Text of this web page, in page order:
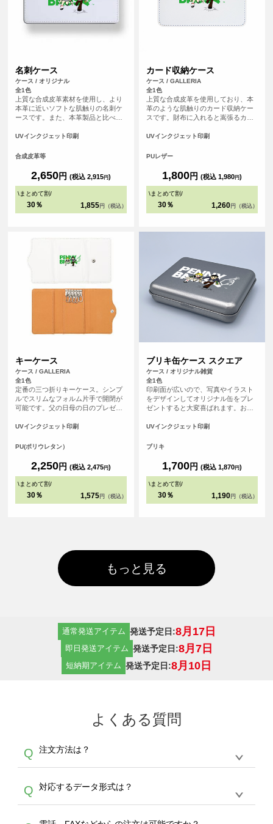
名刺ケース
ケース / オリジナル
全1色
上質な合成皮革素材を使用し、より
本革に近いソフトな肌触りの名刺ケ
ースです。また、本革製品と比べ、
保てます。また、名刺ポケットは最
名刺が入ります。
UVインクジェット印刷
合成皮革等
2,650円 (税込 2,915円)
\まとめて割/
30％ 1,855 円（税込）
カード収納ケース
ケース / GALLERIA
全1色
上質な合成皮革を使用しており、本
革のような肌触りのカード収納ケー
スです。財布に入れると嵩張るカー
UVインクジェット印刷
PUレザー
1,800円 (税込 1,980円)
\まとめて割/
30％ 1,260 円（税込）
キーケース
ケース / GALLERIA
全1色
定番の三つ折りキーケース。シンプ
ルでスリムなフォルム片手で開閉が
可能です。父の日母の日のプレゼン
UVインクジェット印刷
PU(ポリウレタン）
2,250円 (税込 2,475円)
\まとめて割/
30％ 1,575 円（税込）
ブリキ缶ケース スクエア
ケース / オリジナル雑貨
全1色
印刷面が広いので、写真やイラスト
をデザインしてオリジナル缶をプレ
ゼントすると大変喜ばれます。お菓
にぴったりです。 ノベルティ・記念
商品です。
UVインクジェット印刷
ブリキ
1,700円 (税込 1,870円)
\まとめて割/
30％ 1,190 円（税込）
もっと見る
通常発送アイテム 発送予定日:8月17日
即日発送アイテム 発送予定日:8月7日
短納期アイテム 発送予定日:8月10日
よくある質問
Q 注文方法は？
A
生産にて承っております。デザインツールから
デザインの作成から決済まで完了できます。
30枚以上やシルク印刷など、大口注文の場合
Q 対応するデータ形式は？